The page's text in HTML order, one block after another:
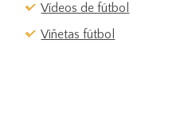
Vídeos de fútbol
Viñetas fútbol